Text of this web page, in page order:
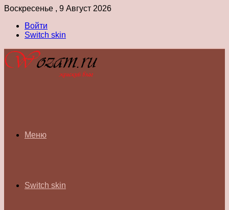
Воскресенье , 9 Август 2026
Войти
Switch skin
Меню
Switch skin